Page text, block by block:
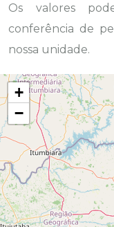
Os valores
conferência de
nossa unidade.
+
−